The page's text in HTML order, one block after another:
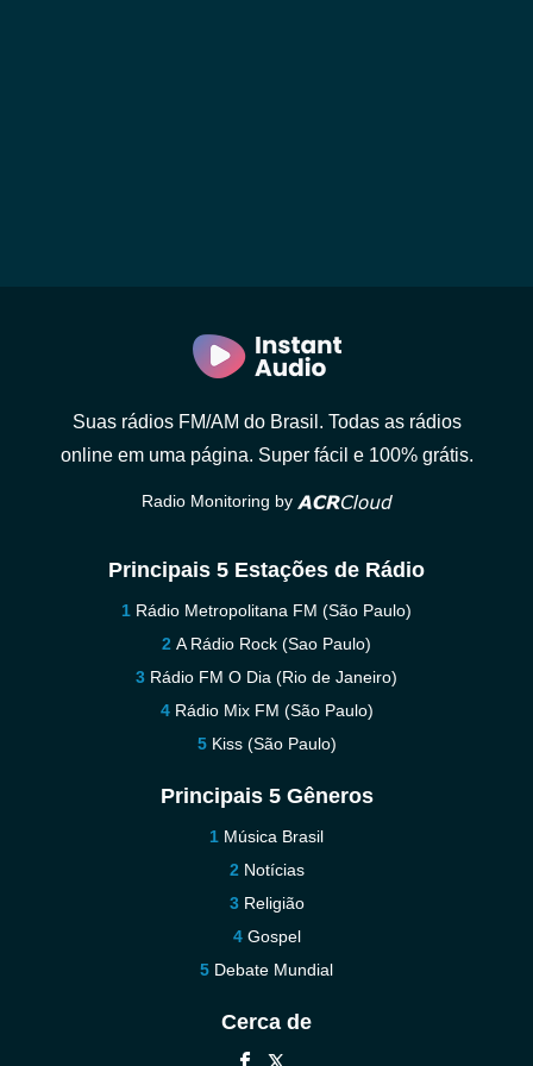
Suas rádios FM/AM do Brasil. Todas as rádios
online em uma página. Super fácil e 100% grátis.
Radio Monitoring by
Principais 5 Estações de Rádio
Rádio Metropolitana FM (São Paulo)
A Rádio Rock (Sao Paulo)
Rádio FM O Dia (Rio de Janeiro)
Rádio Mix FM (São Paulo)
Kiss (São Paulo)
Principais 5 Gêneros
Música Brasil
Notícias
Religião
Gospel
Debate Mundial
Cerca de